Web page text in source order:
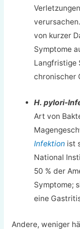
von kurzer
Symptome
Langfristige
chronischer
H. pylori-
Art von
Infektion ist
National
50 % der
Symptome;
eine
Andere, weniger